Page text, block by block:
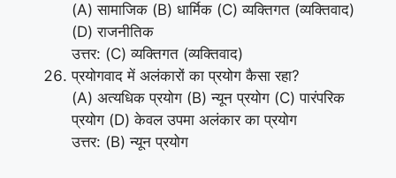
(A) सामाजिक (B) धार्मिक (C) व्यक्तिगत (व्यक्तिवाद)
(D) राजनीतिक
उत्तर: (C) व्यक्तिगत (व्यक्तिवाद)
प्रयोगवाद में अलंकारों का प्रयोग कैसा रहा?
(A) अत्यधिक प्रयोग (B) न्यून प्रयोग (C) पारंपरिक
प्रयोग (D) केवल उपमा अलंकार का प्रयोग
उत्तर: (B) न्यून प्रयोग